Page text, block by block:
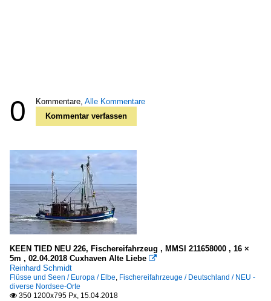
0 Kommentare, Alle Kommentare
Kommentar verfassen
KEEN TIED NEU 226, Fischereifahrzeug , MMSI 211658000 , 16 ×
5m , 02.04.2018 Cuxhaven Alte Liebe 
Reinhard Schmidt
Flüsse und Seen / Europa / Elbe, Fischereifahrzeuge / Deutschland / NEU -
diverse Nordsee-Orte
 350 1200x795 Px, 15.04.2018